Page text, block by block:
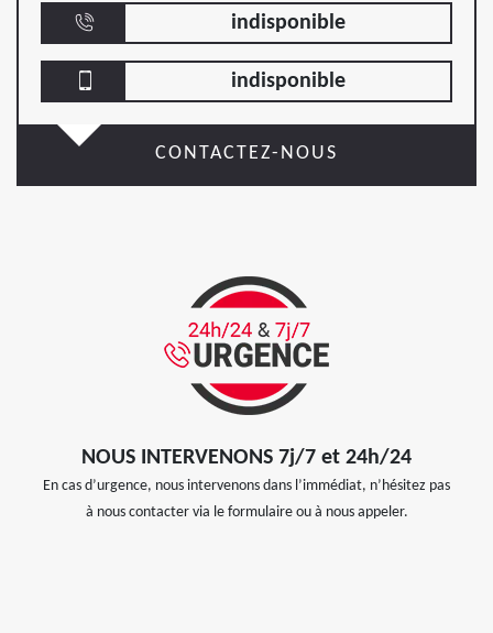
indisponible
indisponible
CONTACTEZ-NOUS
NOUS INTERVENONS 7j/7 et 24h/24
En cas d’urgence, nous intervenons dans l’immédiat, n’hésitez pas
à nous contacter via le formulaire ou à nous appeler.